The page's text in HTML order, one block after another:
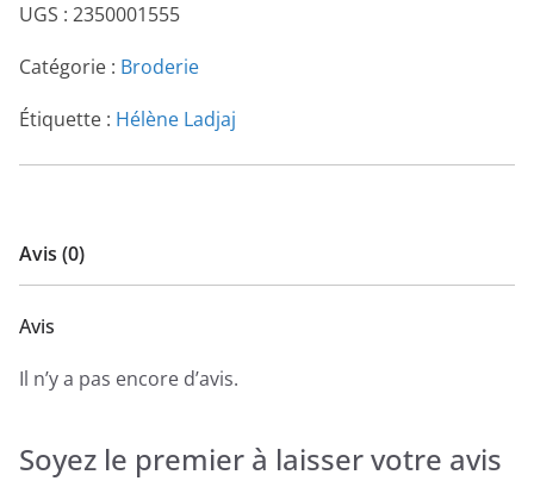
UGS : 2350001555
Catégorie : Broderie
Étiquette : Hélène Ladjaj
Avis (0)
Avis
Il n’y a pas encore d’avis.
Soyez le premier à laisser votre avis